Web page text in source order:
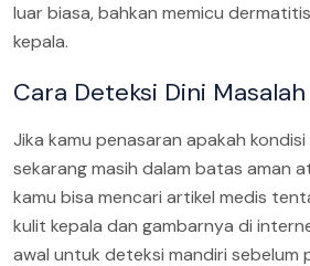
luar biasa, bahkan memicu
kepala.
Cara Deteksi Dini
Jika kamu penasaran apakah
sekarang masih dalam batas aman
kamu bisa mencari artikel medis
kulit kepala dan gambarnya di
awal untuk deteksi mandiri sebelum